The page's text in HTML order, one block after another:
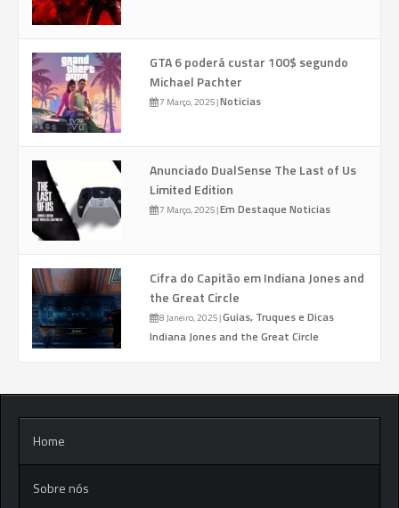
GTA 6 poderá custar 100$ segundo
Michael Pachter
7 Março, 2025|Noticias
Anunciado DualSense The Last of Us
Limited Edition
7 Março, 2025|Em Destaque Noticias
Cifra do Capitão em Indiana Jones and
the Great Circle
8 Janeiro, 2025|Guias, Truques e Dicas
Indiana Jones and the Great Circle
Home
Sobre nós